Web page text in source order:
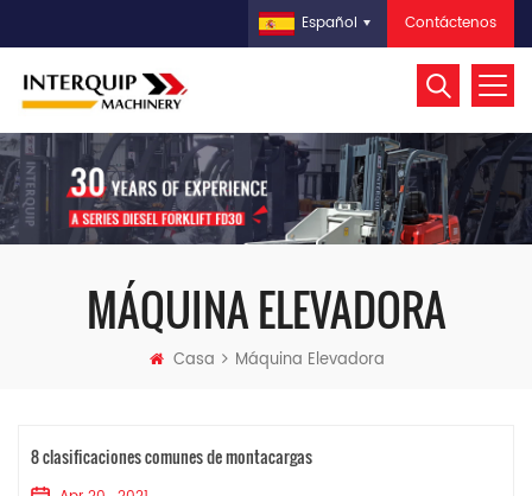
Contáctenos
Español
MÁQUINA ELEVADORA
Casa Máquina Elevadora
8 clasificaciones comunes de montacargas